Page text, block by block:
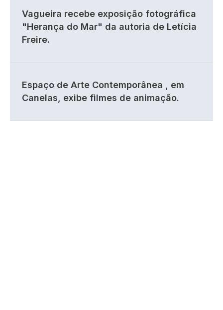
Vagueira recebe exposição fotográfica
"Herança do Mar" da autoria de Letícia
Freire.
Espaço de Arte Contemporânea , em
Canelas, exibe filmes de animação.